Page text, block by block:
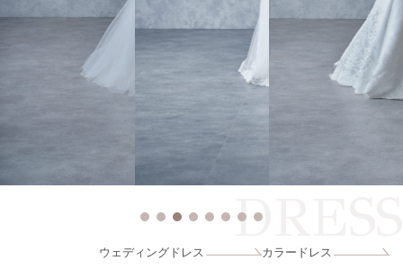
DRESS
ウェディングドレス カラードレス